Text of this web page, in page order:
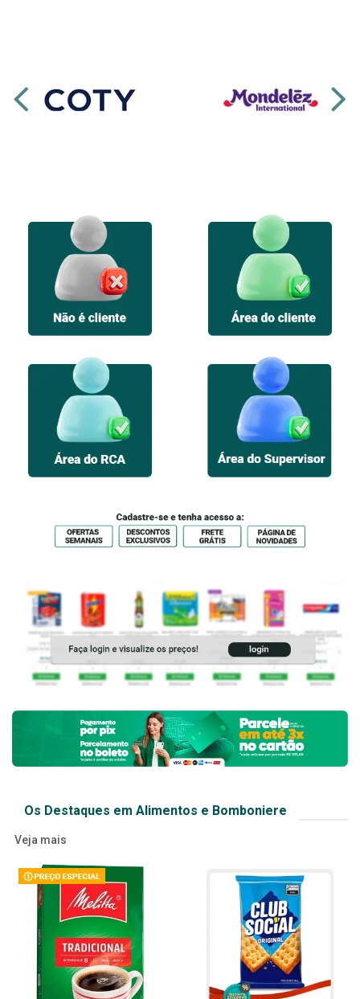
Os Destaques em Alimentos e Bomboniere
Veja mais